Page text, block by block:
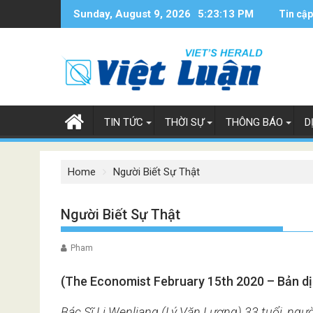
Sunday, August 9, 2026 5:23:14 PM Tin
TIN TỨC THỜI SỰ THÔNG BÁO
Home Người Biết Sự Thật
Người Biết Sự Thật
Pham
(The Economist February 15th 2020 – Bản